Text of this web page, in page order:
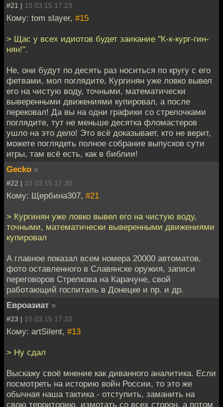
#21 | 10.03.15 17:23
Кому: tom slayer, #15
> Щас у всех идиотов будет заикание "К-к-кург-гин-
нян!".
Не, они будут по десять раз носиться по кругу с его
фетвами, мол поглядите, Кургинян уже ловко вывел
его на чистую воду, точными, математически
выверенными движениями купировал, а после
перековал! Да вы на одни графики со стрелочками
поглядите, тут не меньше десятка фломастеров
ушло на это дело! Это всё доказывает, кто не верит,
можете поглядеть полное собрание выпусков сути
игры, там всё есть, как в библии!
Gecko »
#22 | 10.03.15 17:30
Кому: Щербина307, #21
> Кургинян уже ловко вывел его на чистую воду,
точными, математически выверенными движениями
купировал
А главное показал всем номера 20000 автоматов,
фото оставленного в Славянске оружия, записи
переговоров Стрелкова на Карачуне, свой
работающий госпиталь в Донецке и пр. и др.
Евроазиат »
#23 | 10.03.15 17:32
Кому: artSilent, #13
> Ну сдал
Выскажу своё мнение как диванного аналитика. Если
посмотреть на историю войн России, то это же
обычная наша тактика - отступить, заманить на
свою территорию, измотать со всех сторон, а потом